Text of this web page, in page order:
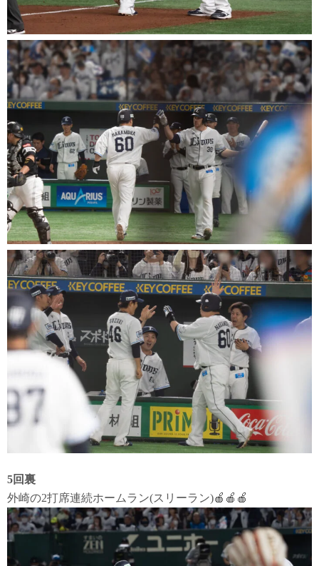
5回裏
外崎の2打席連続ホームラン(スリーラン)🍎🍎🍎